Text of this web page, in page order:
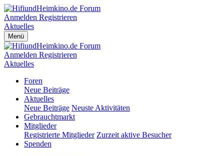
Anmelden Registrieren
Aktuelles
Menü
Anmelden Registrieren
Aktuelles
Foren
Neue Beiträge
Aktuelles
Neue Beiträge Neuste Aktivitäten
Gebrauchtmarkt
Mitglieder
Registrierte Mitglieder Zurzeit aktive Besucher
Spenden